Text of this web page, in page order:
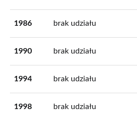
1986 brak udziału
1990 brak udziału
1994 brak udziału
1998 brak udziału